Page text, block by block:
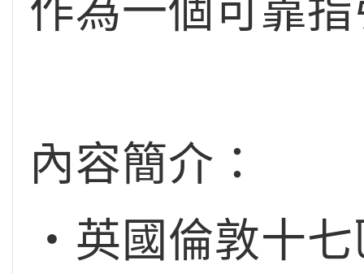
作為一個可靠
內容簡介：
‧英國倫敦十